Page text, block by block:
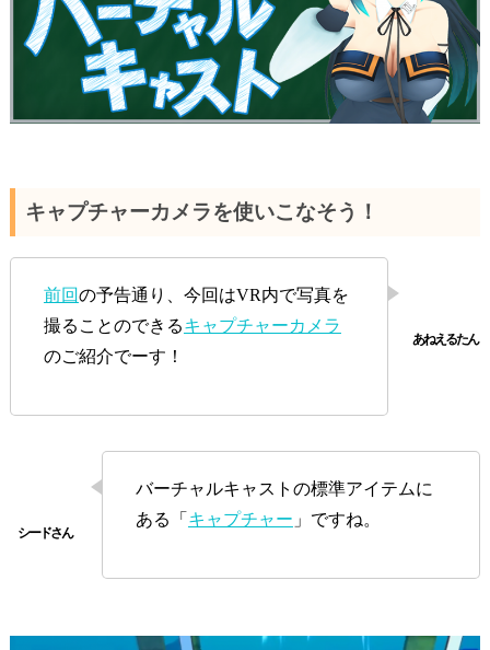
キャプチャーカメラを使いこなそう！
前回の予告通り、今回はVR内で写真を
撮ることのできるキャプチャーカメラ
のご紹介でーす！
バーチャルキャストの標準アイテムに
ある「 キャプチャー 」ですね。